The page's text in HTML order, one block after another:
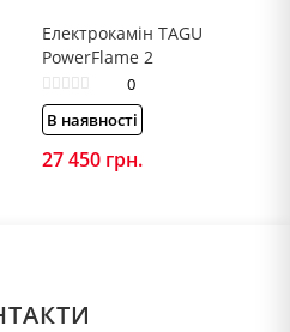
Електрокамін TAGU
PowerFlame 2
0
В наявності
27 450 грн.